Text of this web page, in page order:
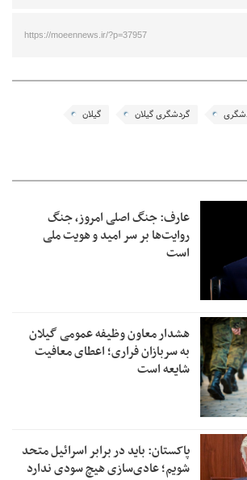
https://moeennews.ir/?p=37957
گردشگری گیلان
گیلان
عارف: جنگ اصلی امروز، جنگ
روایت‌ها بر سر امید و هویت ملی
است
هشدار معاون وظیفه عمومی گیلان
به سربازان فراری؛ اعطای معافیت
شایعه است
پاکستان: باید در برابر اسرائیل متحد
شویم؛ عادی‌سازی هیچ سودی ندارد